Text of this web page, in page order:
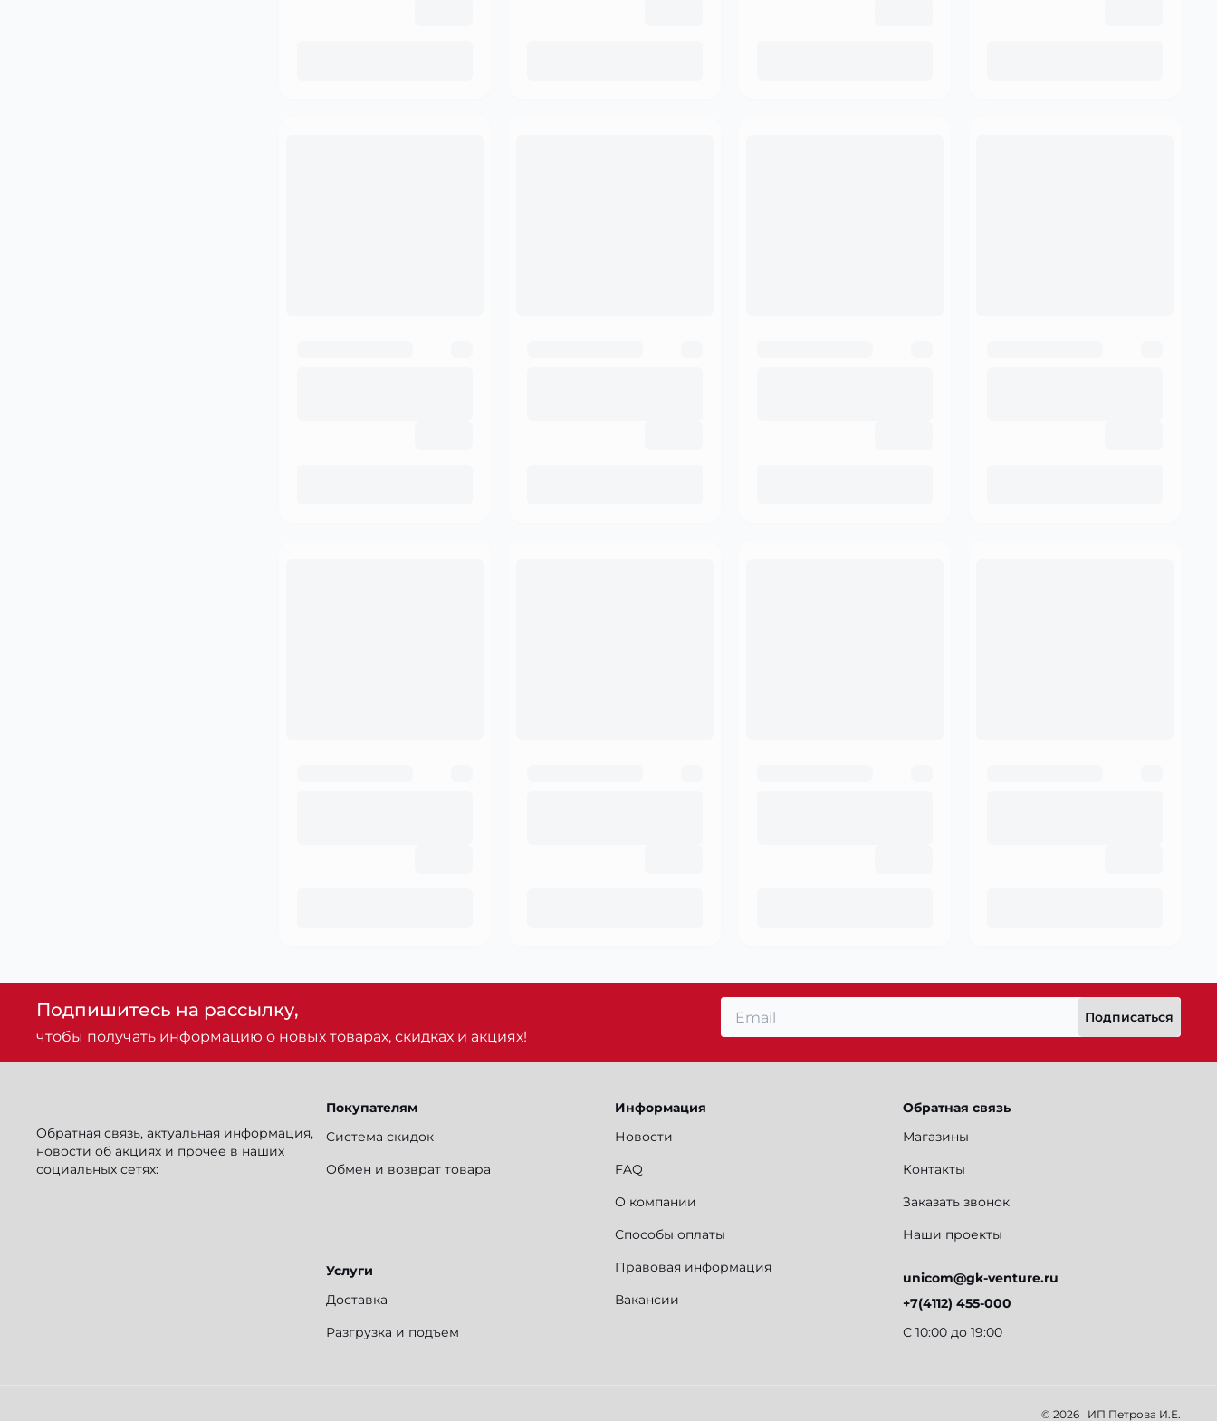
Подпишитесь на рассылку,
чтобы получать информацию о новых товарах, скидках и акциях!
Подписаться
Обратная связь, актуальная информация,
новости об акциях и прочее в наших
социальных сетях:
Покупателям
Система скидок
Обмен и возврат товара
Услуги
Доставка
Разгрузка и подъем
Информация
Новости
FAQ
О компании
Способы оплаты
Правовая информация
Вакансии
Обратная связь
Магазины
Контакты
Заказать звонок
Наши проекты
unicom@gk-venture.ru
+7(4112) 455-000
С 10:00 до 19:00
© 2026 ИП Петрова И.Е.